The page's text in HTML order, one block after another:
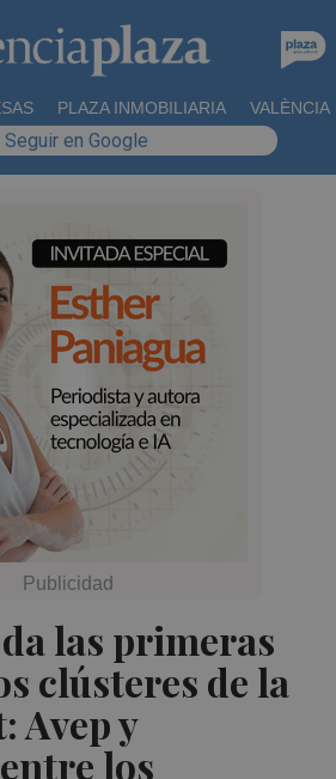
PLAZA INMOBILIARIA VALÈNCIA
Seguir en Google
las primeras
clústeres de la
Avep y
los